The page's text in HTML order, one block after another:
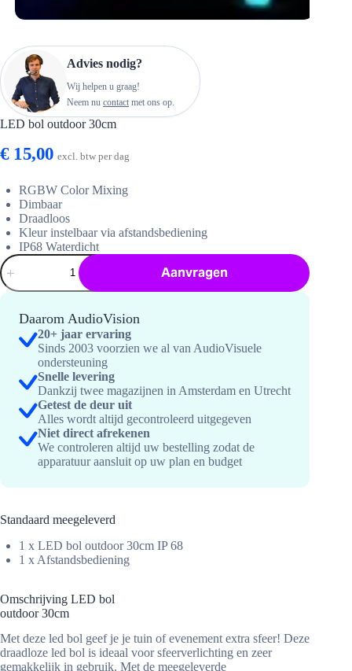
Advies nodig?
Wij helpen u graag!
Neem nu contact met ons op.
LED bol outdoor 30cm
€15,00 excl. btw per dag
RGBW Color Mixing
Dimbaar
Draadloos
Kleur instelbaar via afstandsbediening
IP68 Waterdicht
LED
bol
outdoor
30cm
hoeveelheid
Aanvragen
Daarom AudioVision
20+ jaar ervaring
Sinds 2003 voorzien we al van AudioVisuele
ondersteuning
Snelle levering
Dankzij twee magazijnen in Amsterdam en Utrecht
Getest de deur uit
Alles wordt altijd gecontroleerd uitgegeven
Niet direct afrekenen
We controleren altijd uw bestelling zodat de
apparatuur aansluit op uw plan en budget
Standaard meegeleverd
1 x LED bol outdoor 30cm IP 68
1 x Afstandsbediening
Omschrijving LED bol
outdoor 30cm
Met deze led bol geef je je tuin of evenement extra sfeer! Deze
draadloze led bol is ideaal voor sfeerverlichting en zeer
gemakkelijk in gebruik. Met de meegeleverde